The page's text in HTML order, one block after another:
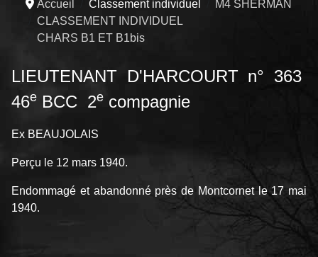
Accueil Classement individuel
M4 SHERMAN
CLASSEMENT INDIVIDUEL
CHARS B1 ET B1bis
LIEUTENANT D'HARCOURT n° 363
46e BCC 2e compagnie
Ex BEAUJOLAIS
Perçu le 12 mars 1940.
Endommagé et abandonné près de Montcornet le 17 mai
1940.